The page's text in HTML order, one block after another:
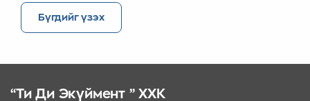
Бүгдийг үзэх
“Ти Ди Экүймент ” ХХК